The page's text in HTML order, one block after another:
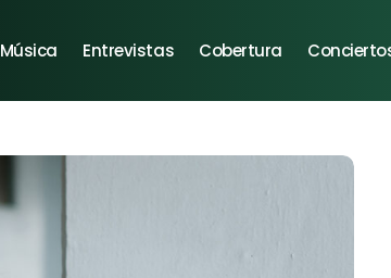
Música Entrevistas Cobertura